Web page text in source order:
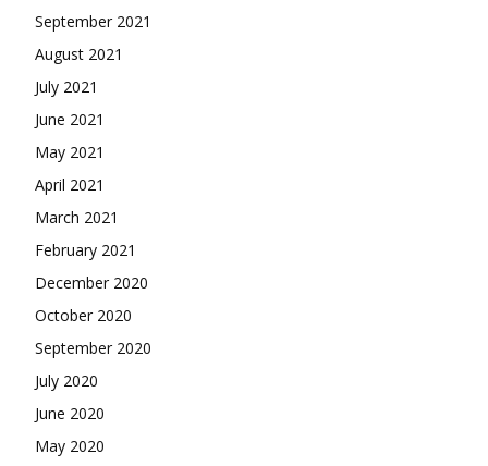
September 2021
August 2021
July 2021
June 2021
May 2021
April 2021
March 2021
February 2021
December 2020
October 2020
September 2020
July 2020
June 2020
May 2020